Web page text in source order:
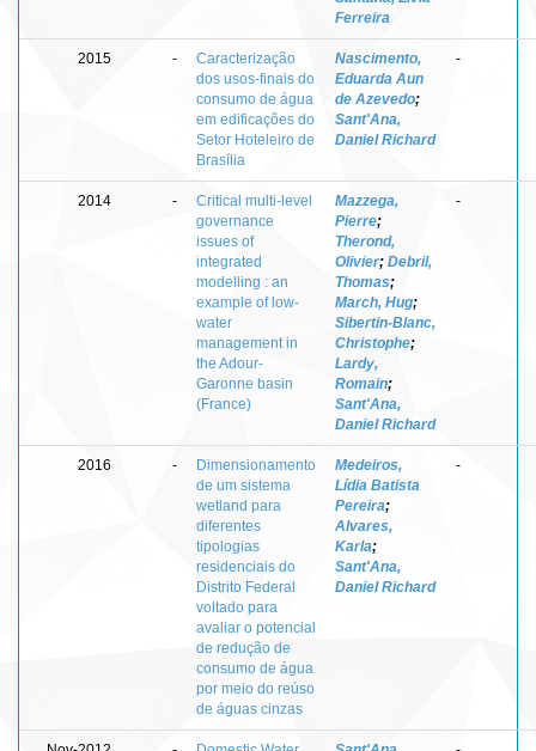
Ferreira
2015 -
Caracterização
dos usos-finais do
consumo de água
em edificações do
Setor Hoteleiro de
Brasília
Nascimento,
Eduarda Aun
de Azevedo;
Sant'Ana,
Daniel Richard
-
2014 -
Critical multi-level
governance
issues of
integrated
modelling : an
example of low-
water
management in
the Adour-
Garonne basin
(France)
Mazzega,
Pierre;
Therond,
Olivier; Debril,
Thomas;
March, Hug;
Sibertin-Blanc,
Christophe;
Lardy,
Romain;
Sant'Ana,
Daniel Richard
-
2016 -
Dimensionamento
de um sistema
wetland para
diferentes
tipologias
residenciais do
Distrito Federal
voltado para
avaliar o potencial
de redução de
consumo de água
por meio do reúso
de águas cinzas
Medeiros,
Lídia Batista
Pereira;
Alvares,
Karla;
Sant'Ana,
Daniel Richard
-